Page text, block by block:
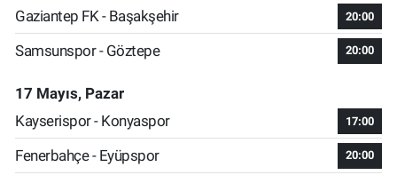
Gaziantep FK - Başakşehir 20:00
Samsunspor - Göztepe 20:00
17 Mayıs, Pazar
Kayserispor - Konyaspor
17:00
Fenerbahçe - Eyüpspor 20:00